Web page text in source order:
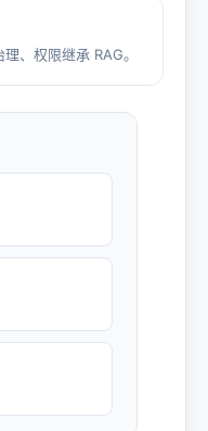
、权限继承 RAG。